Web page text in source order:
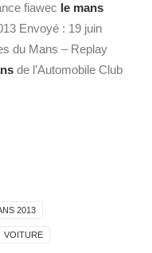
fiawec le mans
Envoyé : 19 juin
du Mans – Replay
de l’Automobile Club
2013
VOITURE